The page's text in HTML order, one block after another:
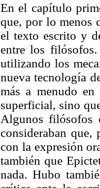
En el capítulo
que, por lo menos
el texto escrito y
entre los
utilizando los
nueva tecnología
más a menudo
superficial, sino
Algunos filósofos
consideraban
con la expresión
también que
nada. Hubo